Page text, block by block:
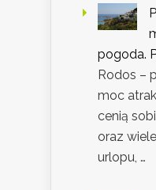
pogoda.
Rodos –
moc
cenią
oraz
urlopu, …